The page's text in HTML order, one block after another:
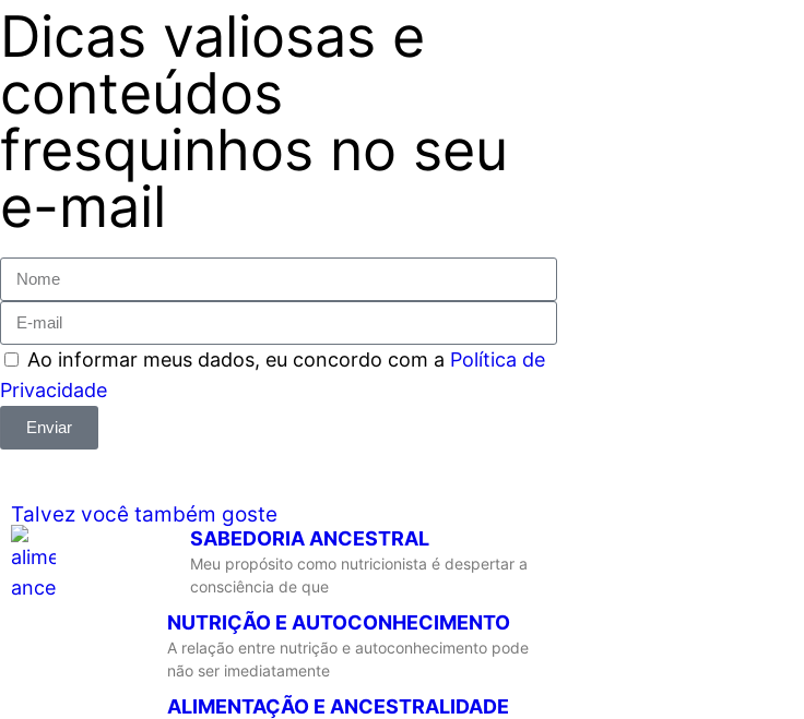
Dicas valiosas e
conteúdos
fresquinhos no seu
e-mail
Ao informar meus dados, eu concordo com a Política de
Privacidade
Enviar
Talvez você também goste
SABEDORIA ANCESTRAL
Meu propósito como nutricionista é despertar a
consciência de que
NUTRIÇÃO E AUTOCONHECIMENTO
A relação entre nutrição e autoconhecimento pode
não ser imediatamente
ALIMENTAÇÃO E ANCESTRALIDADE